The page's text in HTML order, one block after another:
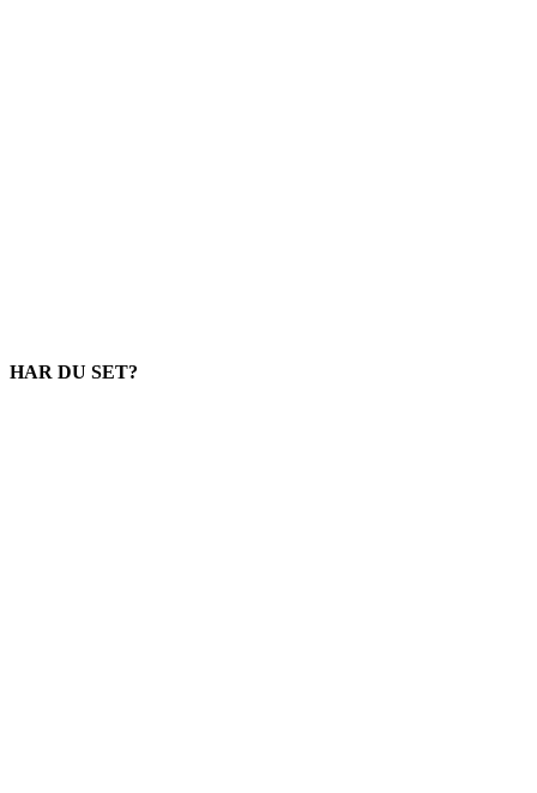
HAR DU SET?